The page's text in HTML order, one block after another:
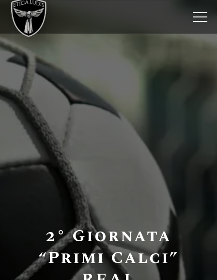
2° Giornata
“Primi Calci”